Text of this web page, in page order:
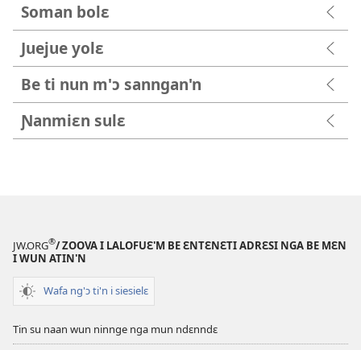
Soman bolɛ
Juejue yolɛ
Be ti nun m'ɔ sanngan'n
Ɲanmiɛn sulɛ
JW.ORG®/ ZOOVA I LALOFUƐ'M BE ƐNTƐNƐTI ADRƐSI NGA BE MƐN
I WUN ATIN'N
Wafa ng'ɔ ti'n i siesielɛ
Tin su naan wun ninnge nga mun ndɛnndɛ